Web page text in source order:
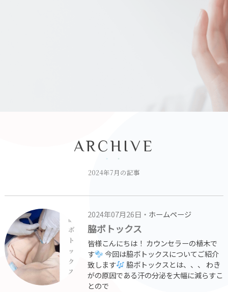
ARCHIVE
2024年7月の記事
2024年07月26日・ ホームページ
脇ボトックス
皆様こんにちは！ カウンセラーの植木で
す
今回は脇ボトックスについてご紹介
致します
脇ボトックスとは、、、 わき
がの原因である汗の分泌を大幅に減らすこ
とので